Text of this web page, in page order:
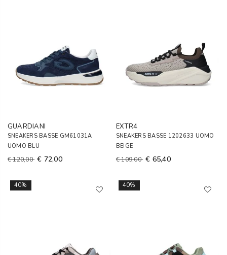
GUARDIANI
SNEAKERS BASSE GM61031A
UOMO BLU
€ 120,00 € 72,00
EXTR4
SNEAKERS BASSE 1202633 UOMO
BEIGE
€ 109,00 € 65,40
40% 40%